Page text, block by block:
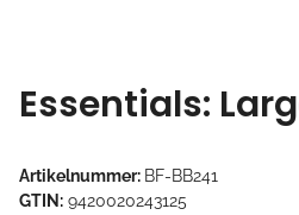
Essentials:
Artikelnummer: BF-BB241
GTIN: 9420020243125